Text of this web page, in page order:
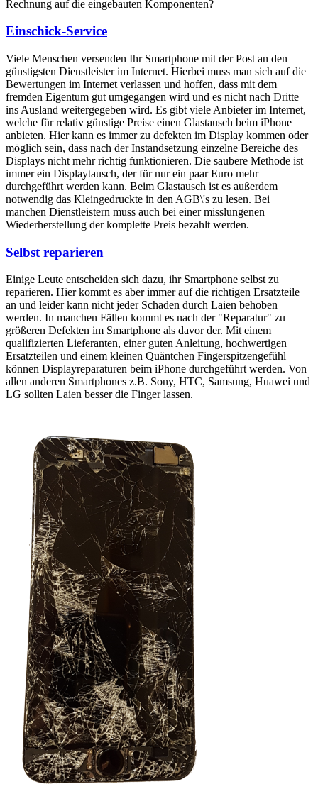
Rechnung auf die eingebauten Komponenten?
Einschick-Service
Viele Menschen versenden Ihr Smartphone mit der Post an den
günstigsten Dienstleister im Internet. Hierbei muss man sich auf die
Bewertungen im Internet verlassen und hoffen, dass mit dem
fremden Eigentum gut umgegangen wird und es nicht nach Dritte
ins Ausland weitergegeben wird. Es gibt viele Anbieter im Internet,
welche für relativ günstige Preise einen Glastausch beim iPhone
anbieten. Hier kann es immer zu defekten im Display kommen oder
möglich sein, dass nach der Instandsetzung einzelne Bereiche des
Displays nicht mehr richtig funktionieren. Die saubere Methode ist
immer ein Displaytausch, der für nur ein paar Euro mehr
durchgeführt werden kann. Beim Glastausch ist es außerdem
notwendig das Kleingedruckte in den AGB\'s zu lesen. Bei
manchen Dienstleistern muss auch bei einer misslungenen
Wiederherstellung der komplette Preis bezahlt werden.
Selbst reparieren
Einige Leute entscheiden sich dazu, ihr Smartphone selbst zu
reparieren. Hier kommt es aber immer auf die richtigen Ersatzteile
an und leider kann nicht jeder Schaden durch Laien behoben
werden. In manchen Fällen kommt es nach der "Reparatur" zu
größeren Defekten im Smartphone als davor der. Mit einem
qualifizierten Lieferanten, einer guten Anleitung, hochwertigen
Ersatzteilen und einem kleinen Quäntchen Fingerspitzengefühl
können Displayreparaturen beim iPhone durchgeführt werden. Von
allen anderen Smartphones z.B. Sony, HTC, Samsung, Huawei und
LG sollten Laien besser die Finger lassen.